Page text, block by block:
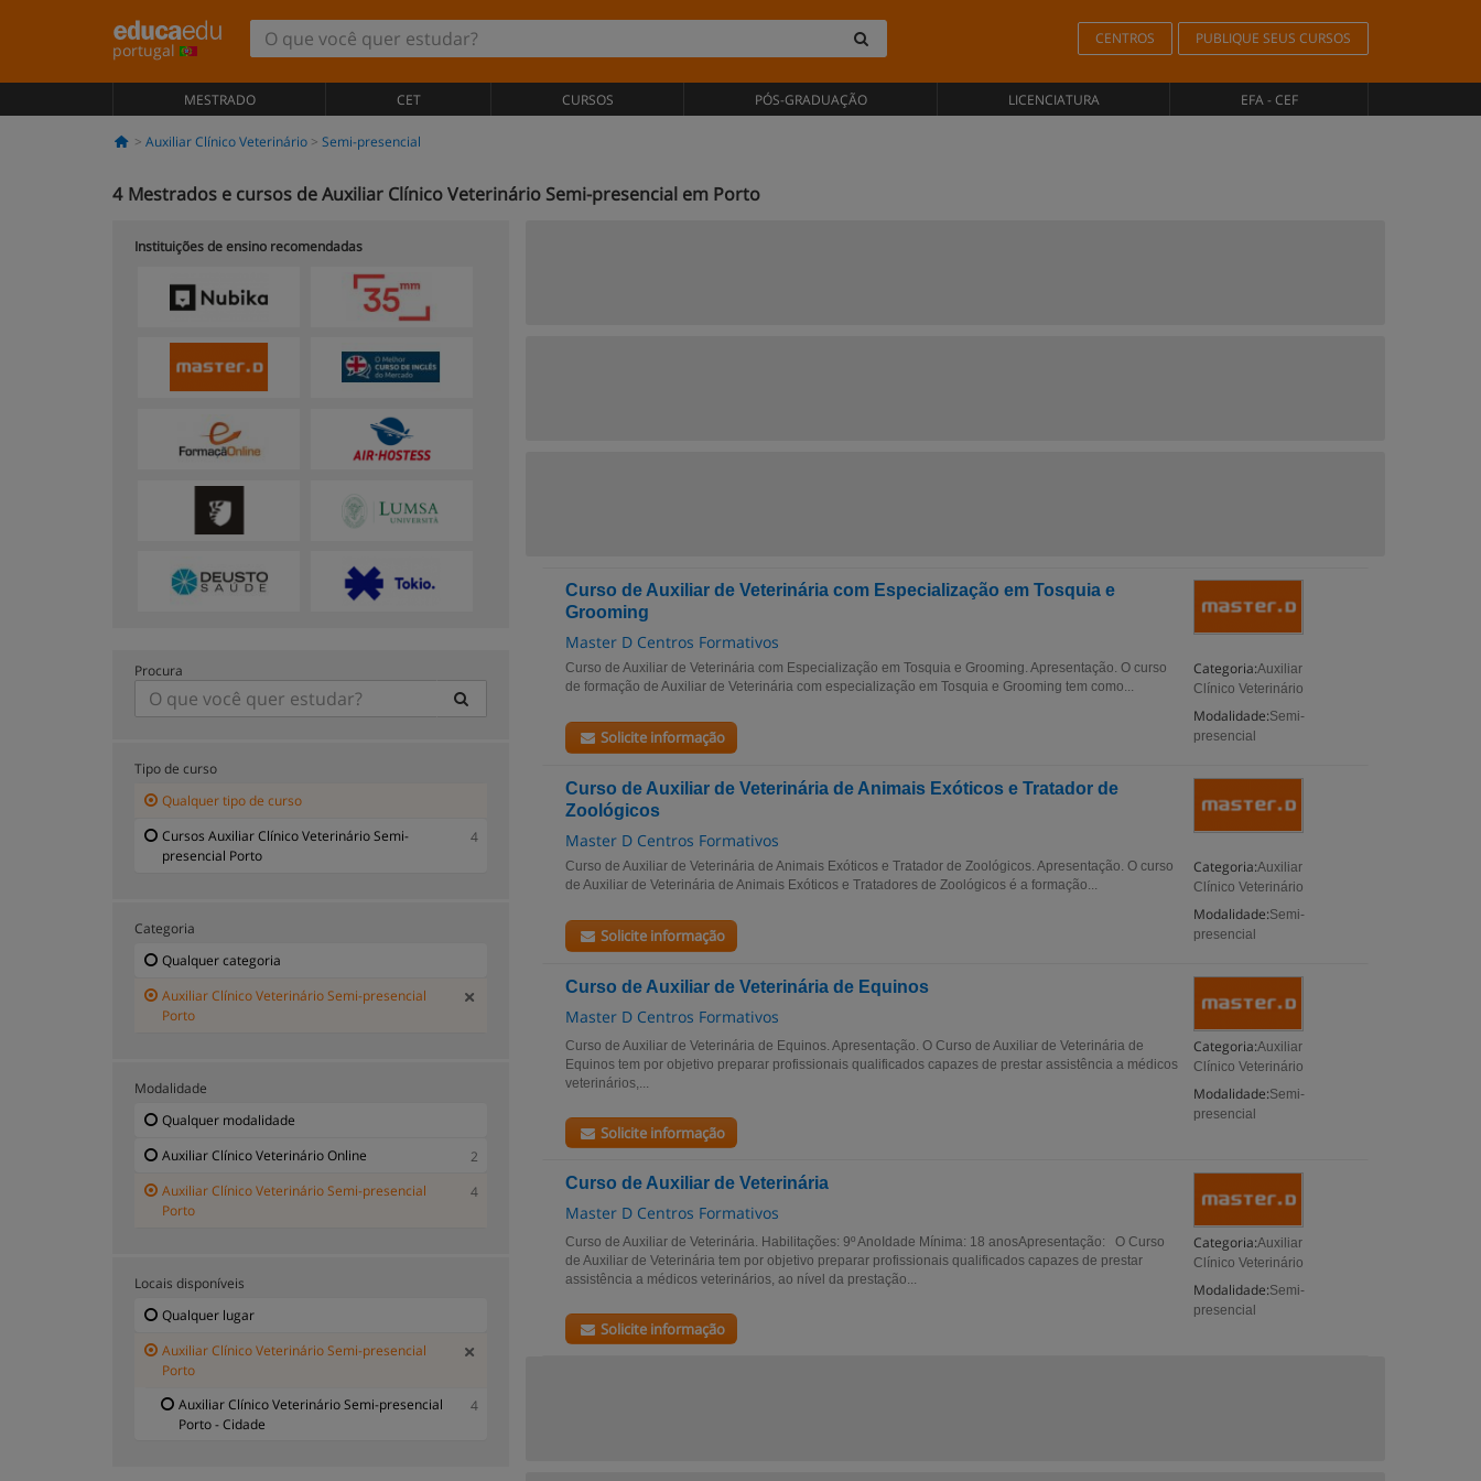
portugal
CENTROS PUBLIQUE SEUS CURSOS
MESTRADO CET CURSOS PÓS-GRADUAÇÃO LICENCIATURA EFA - CEF
Auxiliar Clínico Veterinário Semi-presencial
4 Mestrados e cursos de Auxiliar Clínico Veterinário Semi-presencial em Porto
Curso de Auxiliar de Veterinária com Especialização em Tosquia e
Grooming
Master D Centros Formativos
Categoria:Auxiliar
Clínico Veterinário
Modalidade:Semi-
presencial
Curso de Auxiliar de Veterinária com Especialização em Tosquia e Grooming. Apresentação. O curso
de formação de Auxiliar de Veterinária com especialização em Tosquia e Grooming tem como...
Solicite informação
Curso de Auxiliar de Veterinária de Animais Exóticos e Tratador de
Zoológicos
Master D Centros Formativos
Categoria:Auxiliar
Clínico Veterinário
Modalidade:Semi-
presencial
Curso de Auxiliar de Veterinária de Animais Exóticos e Tratador de Zoológicos. Apresentação. O curso
de Auxiliar de Veterinária de Animais Exóticos e Tratadores de Zoológicos é a formação...
Solicite informação
Curso de Auxiliar de Veterinária de Equinos
Master D Centros Formativos
Categoria:Auxiliar
Clínico Veterinário
Modalidade:Semi-
presencial
Curso de Auxiliar de Veterinária de Equinos. Apresentação. O Curso de Auxiliar de Veterinária de
Equinos tem por objetivo preparar profissionais qualificados capazes de prestar assistência a médicos
veterinários,...
Solicite informação
Curso de Auxiliar de Veterinária
Master D Centros Formativos
Categoria:Auxiliar
Clínico Veterinário
Modalidade:Semi-
presencial
Curso de Auxiliar de Veterinária. Habilitações: 9º AnoIdade Mínima: 18 anosApresentação: O Curso
de Auxiliar de Veterinária tem por objetivo preparar profissionais qualificados capazes de prestar
assistência a médicos veterinários, ao nível da prestação...
Solicite informação
Instituições de ensino recomendadas
Procura
Tipo de curso
Qualquer tipo de curso
Cursos Auxiliar Clínico Veterinário Semi-
presencial Porto
4
Categoria
Qualquer categoria
Auxiliar Clínico Veterinário Semi-presencial
Porto
Modalidade
Qualquer modalidade
Auxiliar Clínico Veterinário Online
2
Auxiliar Clínico Veterinário Semi-presencial
Porto
4
Locais disponíveis
Qualquer lugar
Auxiliar Clínico Veterinário Semi-presencial
Porto
Auxiliar Clínico Veterinário Semi-presencial
Porto - Cidade
4